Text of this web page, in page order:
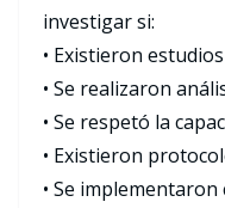
investigar si:
• Existieron
• Se realizaron
• Se respetó la
• Existieron
• Se